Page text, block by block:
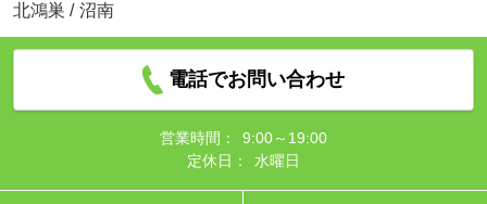
北鴻巣 / 沼南
電話でお問い合わせ
営業時間：
9:00～19:00
定休日：
水曜日